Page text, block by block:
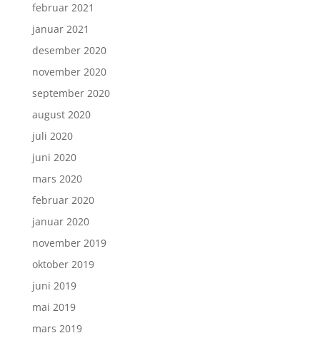
februar 2021
januar 2021
desember 2020
november 2020
september 2020
august 2020
juli 2020
juni 2020
mars 2020
februar 2020
januar 2020
november 2019
oktober 2019
juni 2019
mai 2019
mars 2019